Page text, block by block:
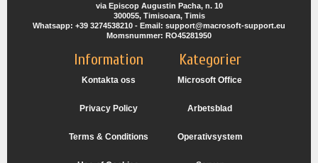
via Episcop Augustin Pacha, n. 10
300055, Timisoara, Timis
Whatsapp: +39 3274538210 - Email: support@macrosoft-support.eu
Momsnummer: RO45281950
Information
Kontakta oss
Privacy Policy
Terms & Conditions
Kategorier
Microsoft Office
Arbetsblad
Operativsystem